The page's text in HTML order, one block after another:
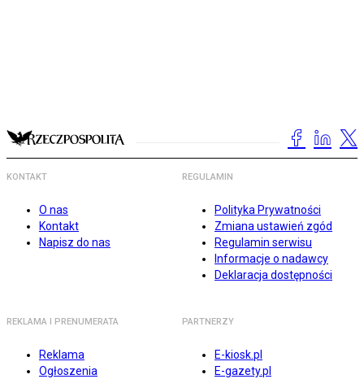
KONTAKT
O nas
Kontakt
Napisz do nas
REGULAMIN
Polityka Prywatności
Zmiana ustawień zgód
Regulamin serwisu
Informacje o nadawcy
Deklaracja dostępności
REKLAMA I PRENUMERATA
Reklama
Ogłoszenia
PARTNERZY
E-kiosk.pl
E-gazety.pl